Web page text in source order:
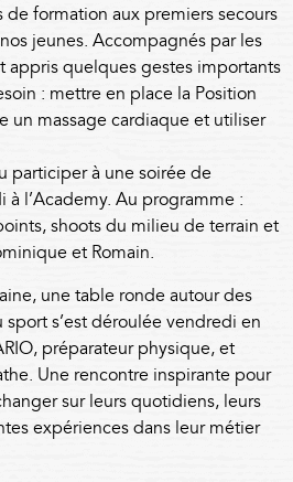
formation aux premiers secours
jeunes. Accompagnés par les
appris quelques gestes importants
: mettre en place la Position
un massage cardiaque et utiliser
participer à une soirée de
l’Academy. Au programme :
shoots du milieu de terrain et
et Romain.
une table ronde autour des
s’est déroulée vendredi en
préparateur physique, et
Une rencontre inspirante pour
sur leurs quotidiens, leurs
expériences dans leur métier